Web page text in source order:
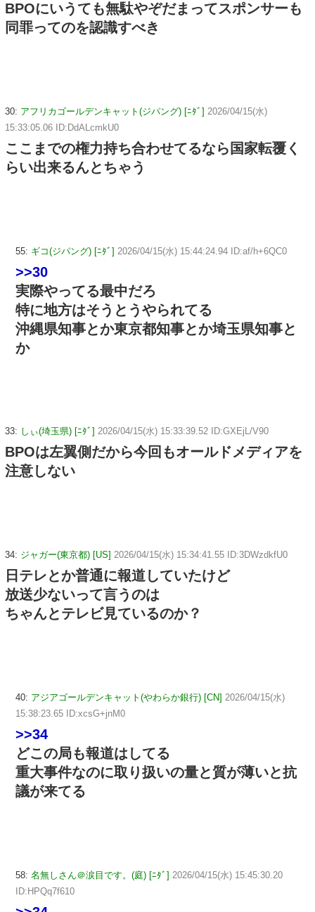
BPOにいうても無駄やぞだまってスポンサーも
同罪ってのを認識すべき
30: アフリカゴールデンキャット(ジパング) [ﾆﾀﾞ] 2026/04/15(水)
15:33:05.06 ID:DdALcmkU0
ここまでの権力持ち合わせてるなら国家転覆く
らい出来るんとちゃう
55: ギコ(ジパング) [ﾆﾀﾞ] 2026/04/15(水) 15:44:24.94 ID:af/h+6QC0
>>30
実際やってる最中だろ
特に地方はそうとうやられてる
沖縄県知事とか東京都知事とか埼玉県知事と
か
33: しぃ(埼玉県) [ﾆﾀﾞ] 2026/04/15(水) 15:33:39.52 ID:GXEjL/V90
BPOは左翼側だから今回もオールドメディアを
注意しない
34: ジャガー(東京都) [US] 2026/04/15(水) 15:34:41.55 ID:3DWzdkfU0
日テレとか普通に報道していたけど
放送少ないって言うのは
ちゃんとテレビ見ているのか？
40: アジアゴールデンキャット(やわらか銀行) [CN] 2026/04/15(水)
15:38:23.65 ID:xcsG+jnM0
>>34
どこの局も報道はしてる
重大事件なのに取り扱いの量と質が薄いと抗
議が来てる
58: 名無しさん＠涙目です。(庭) [ﾆﾀﾞ] 2026/04/15(水) 15:45:30.20
ID:HPQq7f610